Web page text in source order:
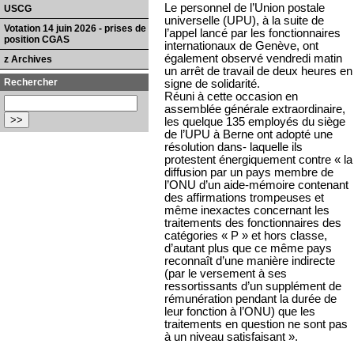
Le personnel de l’Union postale
universelle (UPU), à la suite de
l’appel lancé par les fonctionnaires
internationaux de Genève, ont
également observé vendredi matin
un arrêt de travail de deux heures en
signe de solidarité.
Réuni à cette occasion en
assemblée générale extraordinaire,
les quelque 135 employés du siège
de l’UPU à Berne ont adopté une
résolution dans- laquelle ils
protestent énergiquement contre « la
diffusion par un pays membre de
l’ONU d’un aide-mémoire contenant
des affirmations trompeuses et
même inexactes concernant les
traitements des fonctionnaires des
catégories « P » et hors classe,
d’autant plus que ce même pays
reconnaît d’une manière indirecte
(par le versement à ses
ressortissants d’un supplément de
rémunération pendant la durée de
leur fonction à l’ONU) que les
traitements en question ne sont pas
à un niveau satisfaisant ».
USCG
Votation 14 juin 2026 - prises de
position CGAS
z Archives
Rechercher